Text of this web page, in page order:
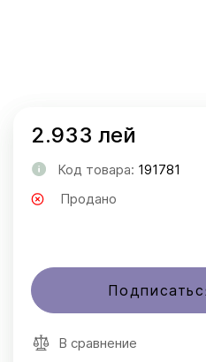
2.933 лей
Код товара: 191781
Продано
В сравнение